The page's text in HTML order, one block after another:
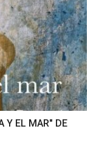
Y EL MAR" DE